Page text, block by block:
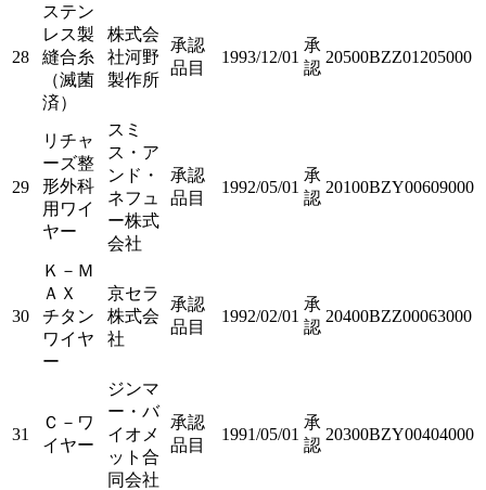
28
ステン
レス製
縫合糸
（滅菌
済）
株式会
社河野
製作所
承認
品目
1993/12/01
承
認
20500BZZ01205000
29
リチャ
ーズ整
形外科
用ワイ
ヤー
スミ
ス・ア
ンド・
ネフュ
ー株式
会社
承認
品目
1992/05/01
承
認
20100BZY00609000
30
Ｋ－Ｍ
ＡＸ
チタン
ワイヤ
ー
京セラ
株式会
社
承認
品目
1992/02/01
承
認
20400BZZ00063000
31
Ｃ－ワ
イヤー
ジンマ
ー・バ
イオメ
ット合
同会社
承認
品目
1991/05/01
承
認
20300BZY00404000